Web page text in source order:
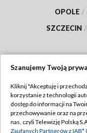
OPOLE /
SZCZECIN /
Abonament TVP
Emisja w TVP
Szanujemy Twoją
Kliknij "Akceptuję i
korzystanie z technologii
dostęp do informacji na
przechowywanie oraz na
nas, czyli Telewizję Polską
Zaufanych Partnerów z IAB*